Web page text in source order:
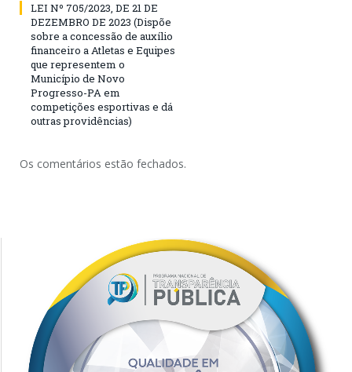
LEI Nº 705/2023, DE 21 DE
DEZEMBRO DE 2023 (Dispõe
sobre a concessão de auxílio
financeiro a Atletas e Equipes
que representem o
Município de Novo
Progresso-PA em
competições esportivas e dá
outras providências)
Os comentários estão fechados.